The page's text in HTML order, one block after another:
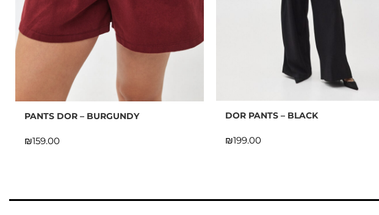
PANTS DOR – BURGUNDY
₪
DOR PANTS – BLACK
₪